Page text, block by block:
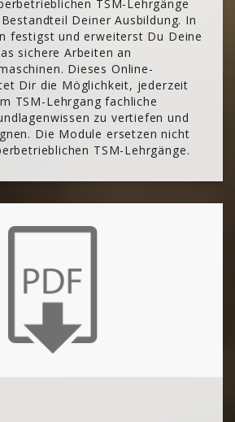
TSM-Lehrgänge
Deiner Ausbildung. In
festigst und erweiterst Du Deine
sichere Arbeiten an
Dieses Online-
Dir die Möglichkeit, jederzeit
TSM-Lehrgang fachliche
zu vertiefen und
Die Module ersetzen nicht
TSM-Lehrgänge.